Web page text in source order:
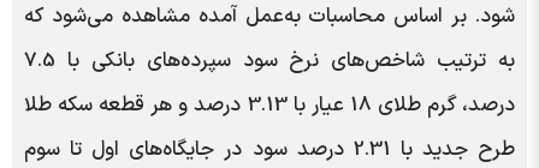
شود. بر اساس محاسبات به‌عمل آمده مشاهده می‌شود که
به ترتیب شاخص‌های نرخ سود سپرده‌های بانکی با 7.5
درصد، گرم طلای 18 عیار با 3.13 درصد و هر قطعه سکه طلا
طرح جدید با 2.31 درصد سود در جایگاه‌های اول تا سوم